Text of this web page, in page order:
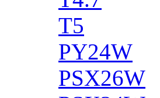
T5
PY24W
PSX26W